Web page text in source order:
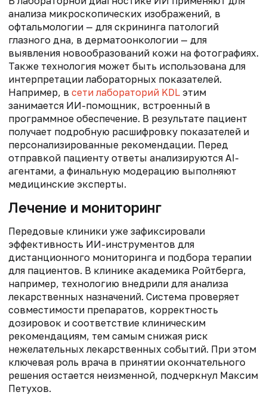
анализа микроскопических изображений, в
офтальмологии — для скрининга патологий
глазного дна, в дерматоонкологии — для
выявления новообразований кожи на фотографиях.
Также технология может быть использована для
интерпретации лабораторных показателей.
Например, в сети лабораторий KDL этим
занимается ИИ-помощник, встроенный в
программное обеспечение. В результате пациент
получает подробную расшифровку показателей и
персонализированные рекомендации. Перед
отправкой пациенту ответы анализируются AI-
агентами, а финальную модерацию выполняют
медицинские эксперты.
Лечение и мониторинг
Передовые клиники уже зафиксировали
эффективность ИИ-инструментов для
дистанционного мониторинга и подбора терапии
для пациентов. В клинике академика Ройтберга,
например, технологию внедрили для анализа
лекарственных назначений. Система проверяет
совместимости препаратов, корректность
дозировок и соответствие клиническим
рекомендациям, тем самым снижая риск
нежелательных лекарственных событий. При этом
ключевая роль врача в принятии окончательного
решения остается неизменной, подчеркнул Максим
Петухов.